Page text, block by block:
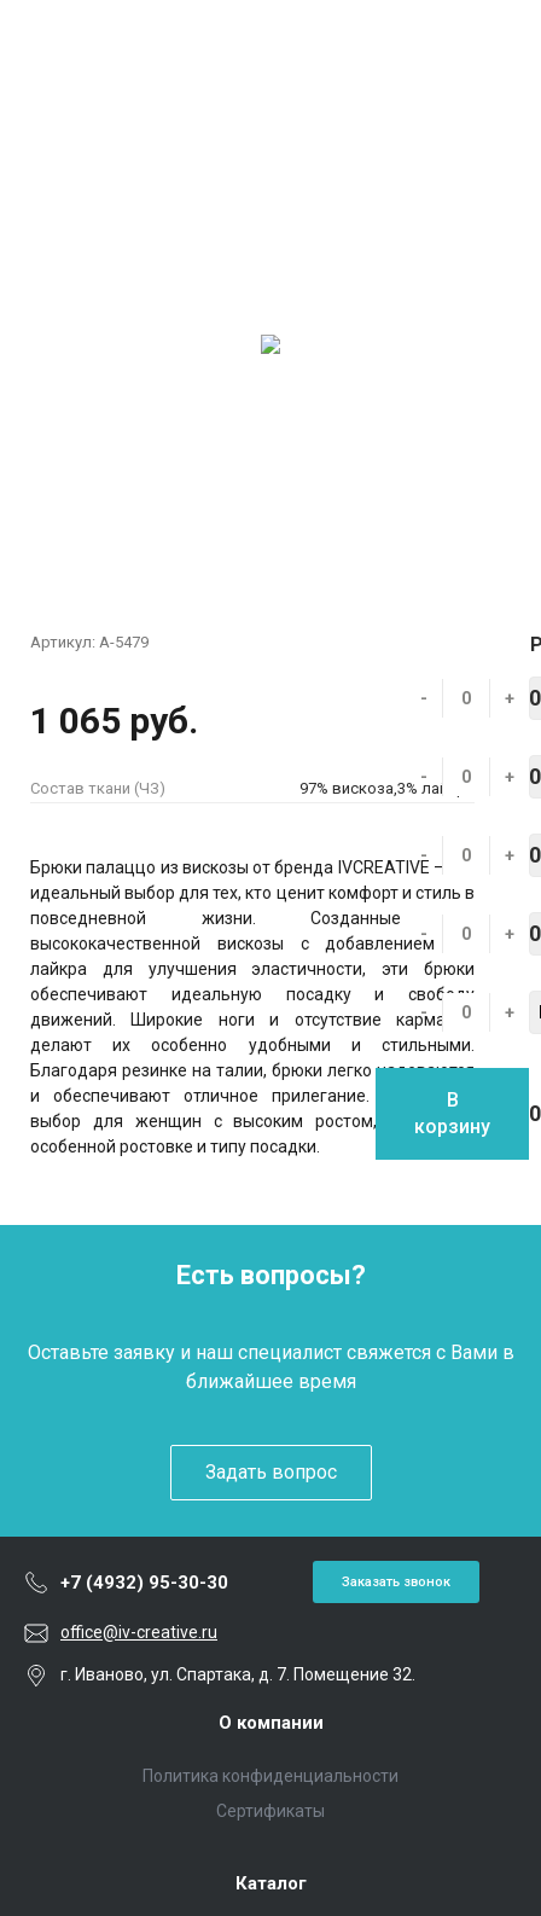
Артикул: А-5479
1 065 руб.
Состав ткани (ЧЗ) 97% вискоза,3% лайкра
Брюки палаццо из вискозы от бренда IVCREATIVE – это
идеальный выбор для тех, кто ценит комфорт и стиль в
повседневной жизни. Созданные из
высококачественной вискозы с добавлением 3%
лайкра для улучшения эластичности, эти брюки
обеспечивают идеальную посадку и свободу
движений. Широкие ноги и отсутствие карманов
делают их особенно удобными и стильными.
Благодаря резинке на талии, брюки легко надеваются
и обеспечивают отличное прилегание. Идеальный
выбор для женщин с высоким ростом, благодаря
особенной ростовке и типу посадки.
- +
- +
- +
- +
- +
В
корзину
Есть вопросы?
Оставьте заявку и наш специалист свяжется с Вами в
ближайшее время
Задать вопрос
+7 (4932) 95-30-30 Заказать звонок
office@iv-creative.ru
г. Иваново, ул. Спартака, д. 7. Помещение 32.
О компании
Политика конфиденциальности
Сертификаты
Каталог